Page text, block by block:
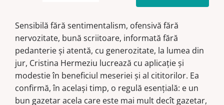
Turnul
Eiffel
Sensibilă fără sentimentalism, ofensivă fără
nervozitate, bună scriitoare, informată fără
pedanterie și atentă, cu generozitate, la lumea din
jur, Cristina Hermeziu lucrează cu aplicație și
modestie în beneficiul meseriei și al cititorilor. Ea
confirmă, în același timp, o regulă esențială: e un
bun gazetar acela care este mai mult decît gazetar,